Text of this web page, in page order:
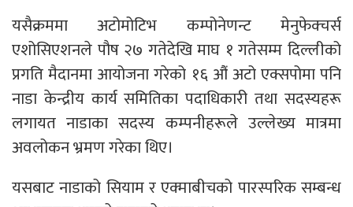
यसैक्रममा अटोमोटिभ कम्पोनेणन्ट मेनुफेक्चर्स
एशोसिएशनले पौष २७ गतेदेखि माघ १ गतेसम्म दिल्लीको
प्रगति मैदानमा आयोजना गरेको १६ औं अटो एक्सपोमा पनि
नाडा केन्द्रीय कार्य समितिका पदाधिकारी तथा सदस्यहरू
लगायत नाडाका सदस्य कम्पनीहरूले उल्लेख्य मात्रमा
अवलोकन भ्रमण गरेका थिए।
यसबाट नाडाको सियाम र एक्माबीचको पारस्परिक सम्बन्ध